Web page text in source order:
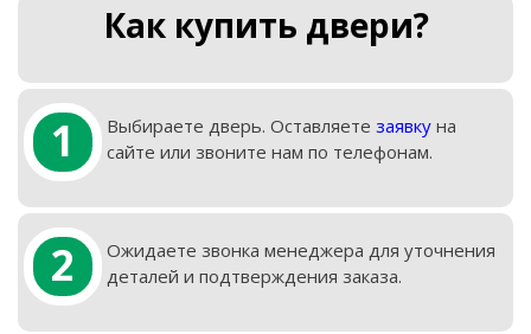
Как купить двери?
1 Выбираете дверь. Оставляете заявкуна
сайте или звоните нам по телефонам.
2
Ожидаете звонка менеджера для уточнения
деталей и подтверждения заказа.